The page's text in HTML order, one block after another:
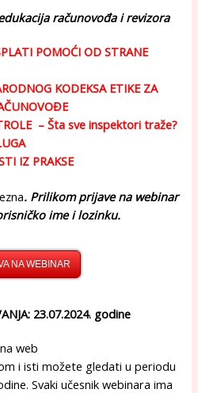
računovođa i revizora
POMOĆI OD STRANE
KODEKSA ETIKE ZA
– Šta sve inspektori traže?
IZ PRAKSE
. Prilikom prijave na webinar
ime i lozinku.
NA WEBINAR
23.07.2024. godine
web
i isti možete gledati u periodu
Svaki učesnik webinara ima